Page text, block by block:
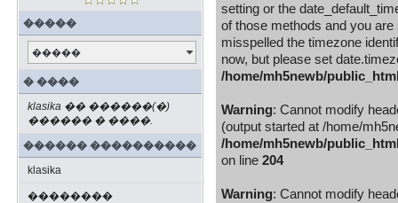
�����
�����
� ����
klasika �� ������(�)
������ � ����.
������ ����������
klasika
��������
setting or the
of those methods and you
misspelled the timezone
now, but please set
/home/mh5newb/
Warning: Cannot modify
(output started at /home/
/home/mh5newb/
on line 204
Warning: Cannot modify